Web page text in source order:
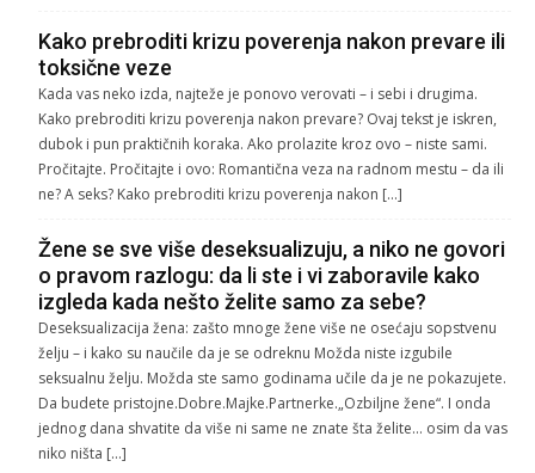
Kako prebroditi krizu poverenja nakon prevare ili
toksične veze
Kada vas neko izda, najteže je ponovo verovati – i sebi i drugima.
Kako prebroditi krizu poverenja nakon prevare? Ovaj tekst je iskren,
dubok i pun praktičnih koraka. Ako prolazite kroz ovo – niste sami.
Pročitajte. Pročitajte i ovo: Romantična veza na radnom mestu – da ili
ne? A seks? Kako prebroditi krizu poverenja nakon […]
Žene se sve više deseksualizuju, a niko ne govori
o pravom razlogu: da li ste i vi zaboravile kako
izgleda kada nešto želite samo za sebe?
Deseksualizacija žena: zašto mnoge žene više ne osećaju sopstvenu
želju – i kako su naučile da je se odreknu Možda niste izgubile
seksualnu želju. Možda ste samo godinama učile da je ne pokazujete.
Da budete pristojne.Dobre.Majke.Partnerke.„Ozbiljne žene“. I onda
jednog dana shvatite da više ni same ne znate šta želite… osim da vas
niko ništa […]